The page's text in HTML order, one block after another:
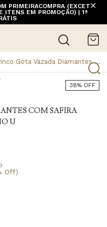
PRIMEIRACOMPRA (EXCETO
ITENS EM PROMOÇÃO) | 1ª
Gota Vazada Diamantes Com Safira Ouro Branco 18k - Tamanho U
38% OFF
COM SAFIRA
U
Off)